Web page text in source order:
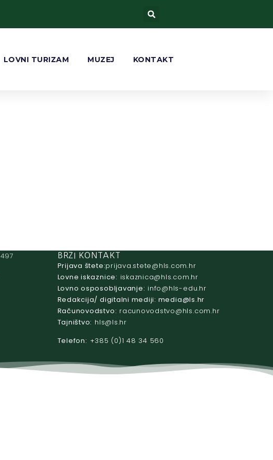
LOVNI TURIZAM MUZEJ KONTAKT
BRZI KONTAKT
Prijava štete: rh.moc.slh
@etets.avajirp
Lovne iskaznice:
rh.moc.slh
@acinzaksi
Lovno osposobljavanje:
rh.ude-slh
@ofni
Redakcija/ digitalni mediji:
rh.sl
@aidem
Računovodstvo:
rh.moc.slh
@ovtsdovonucar
Tajništvo:
rh.sl
@slh
Telefon: +385 (0)1 48 34 560